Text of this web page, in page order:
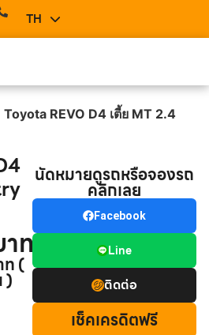
TH
EN
Toyota REVO D4 เตี้ย MT 2.4
ท
ท (
)
นัดหมายดูรถหรือจองรถ
คลิกเลย
Facebook
Line
ติดต่อ
เช็คเครดิตฟรี